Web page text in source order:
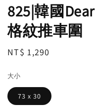
825|韓國
格紋推車圍
Regular
NT$ 1,290
大小
73 x 30